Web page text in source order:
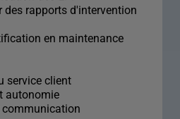
rapports d'intervention
en maintenance
service client
autonomie